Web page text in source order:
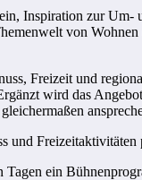
Inspiration zur Um-
von
Freizeit und
wird das
und Freizeitaktivitäten
ein